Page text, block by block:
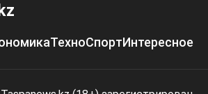
ТехноСпортИнтересное